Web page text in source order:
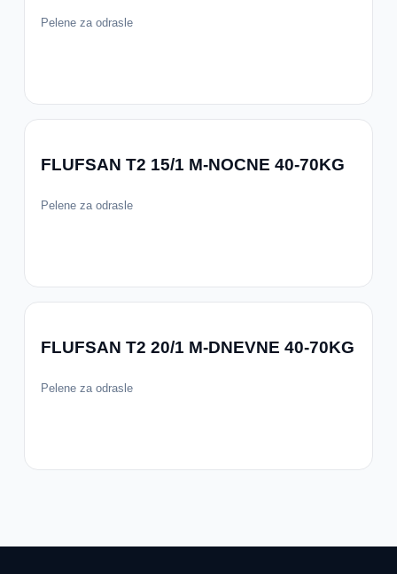
Pelene za odrasle
FLUFSAN T2 15/1 M-NOCNE 40-70KG
Pelene za odrasle
FLUFSAN T2 20/1 M-DNEVNE 40-70KG
Pelene za odrasle